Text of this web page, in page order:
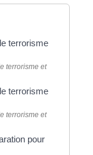
terrorisme
terrorisme et
terrorisme
terrorisme et
pour